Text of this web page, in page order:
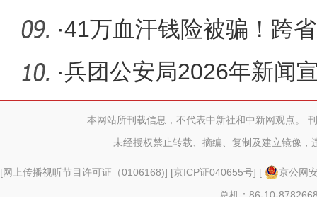
·41万血汗钱险被骗！跨
·兵团公安局2026年新闻
本网站所刊载信息，不代表中新社和中新网观点。
未经授权禁止转载、摘编、复制及建立镜像，
[网上传播视听节目许可证（0106168)] [京ICP证040655号] [
京公网